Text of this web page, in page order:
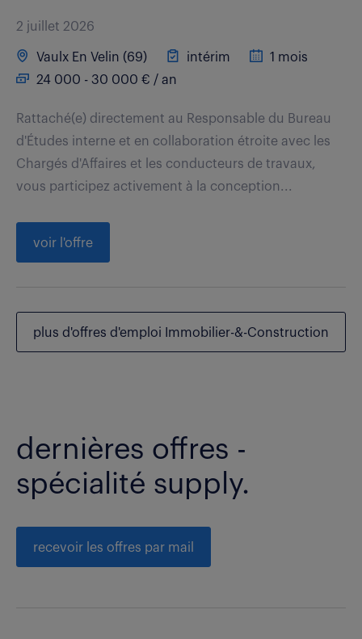
2 juillet 2026
Vaulx En Velin (69) intérim
1 mois
24 000 - 30 000 € / an
Rattaché(e) directement au Responsable du Bureau
d'Études interne et en collaboration étroite avec les
Chargés d'Affaires et les conducteurs de travaux,
vous participez activement à la conception...
voir l'offre
plus d'offres d'emploi Immobilier-&-Construction
dernières offres -
spécialité supply.
recevoir les offres par mail